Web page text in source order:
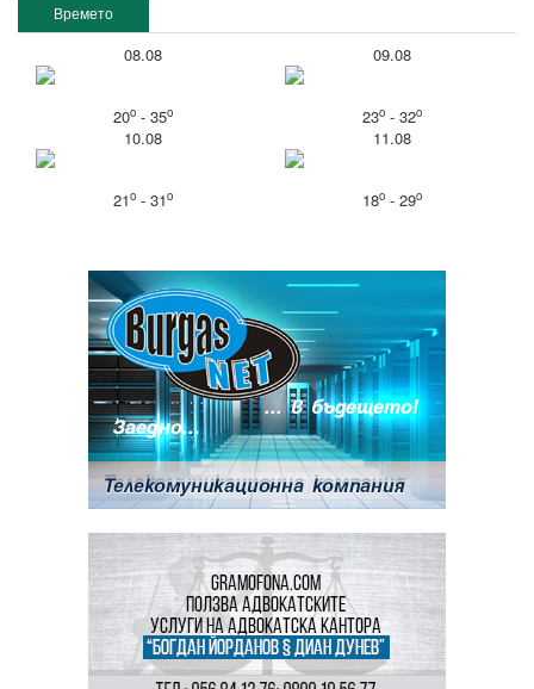
Времето
08.08
20o- 35o
09.08
23o- 32o
10.08
21o- 31o
11.08
18o- 29o